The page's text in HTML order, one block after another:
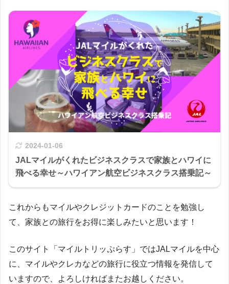
2024-01-06
JALマイルがくれたビジネスクラスで家族とハワイに
飛べる幸せ～ハワイアン航空ビジネスクラス搭乗記～
これからもマイルやクレジットカードのことを勉強し
て、家族との旅行をお得に楽しみたいと思います！
このサイト「マイルトリッぷらす」ではJALマイルを中心
に、マイルやクレカなどの旅行に役立つ情報を発信して
いますので、よろしければまたお越しください。